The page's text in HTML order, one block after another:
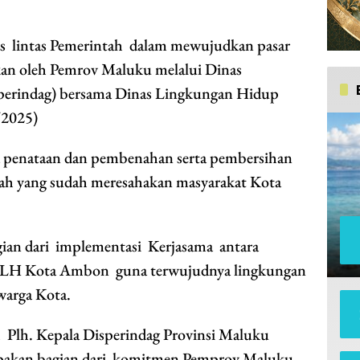
lintas Pemerintah dalam mewujudkan pasar
oleh Pemrov Maluku melalui Dinas
bersama Dinas Lingkungan Hidup
dan pembenahan serta pembersihan
yang sudah meresahakan masyarakat Kota
dari implementasi Kerjasama antara
Kota Ambon guna terwujudnya lingkungan
Kota.
Kepala Disperindag Provinsi Maluku